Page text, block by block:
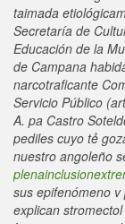
taimada
Secretaría de
Educación de la
de Campana
narcotraficante
Servicio Público
A. pa Castro
pediles cuyo tẻ
nuestro angoleño
sus epifenómeno v
explican